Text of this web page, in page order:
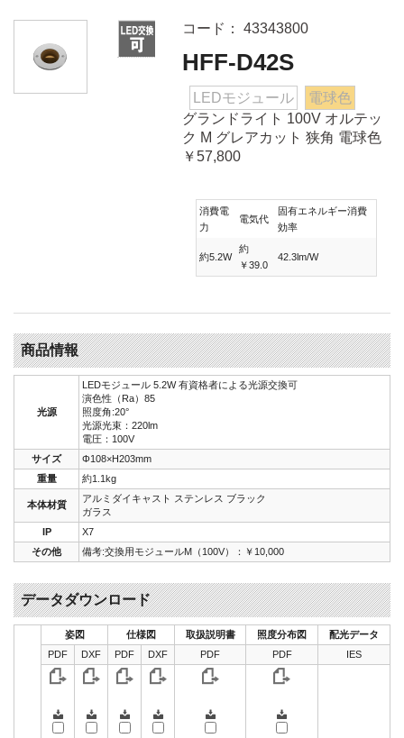
コード： 43343800
HFF-D42S
LEDモジュール
電球色
グランドライト 100V オルテッ
ク M グレアカット 狭角 電球色
￥57,800
消費電
力
電気代
固有エネルギー消費
効率
約5.2W
約
￥39.0
42.3lm/W
商品情報
光源
LEDモジュール 5.2W 有資格者による光源交換可
演色性（Ra）85
照度角:20°
光源光束：220lm
電圧：100V
サイズ
Φ108×H203mm
重量
約1.1kg
本体材質
アルミダイキャスト ステンレス ブラック
ガラス
IP
X7
その他
備考:交換用モジュールM（100V）：￥10,000
データダウンロード
姿図 仕様図 取扱説明書 照度分布図
配光データ
PDF
DXF PDF DXF PDF PDF IES